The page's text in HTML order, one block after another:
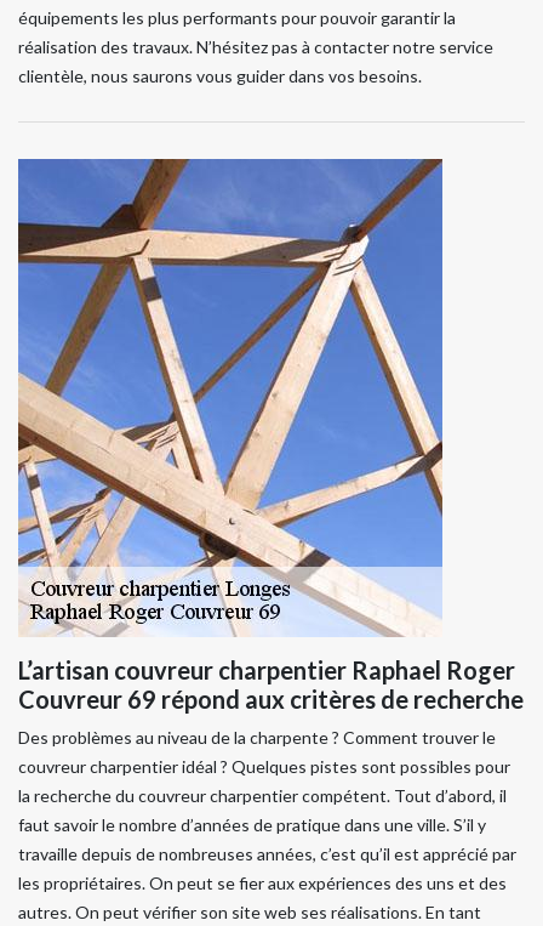
équipements les plus performants pour pouvoir garantir la
réalisation des travaux. N’hésitez pas à contacter notre service
clientèle, nous saurons vous guider dans vos besoins.
L’artisan couvreur charpentier Raphael Roger
Couvreur 69 répond aux critères de recherche
Des problèmes au niveau de la charpente ? Comment trouver le
couvreur charpentier idéal ? Quelques pistes sont possibles pour
la recherche du couvreur charpentier compétent. Tout d’abord, il
faut savoir le nombre d’années de pratique dans une ville. S’il y
travaille depuis de nombreuses années, c’est qu’il est apprécié par
les propriétaires. On peut se fier aux expériences des uns et des
autres. On peut vérifier son site web ses réalisations. En tant